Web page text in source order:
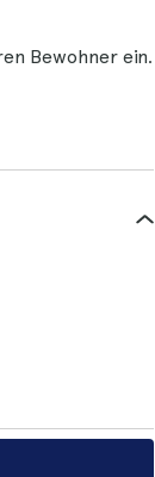
Bewohner ein.